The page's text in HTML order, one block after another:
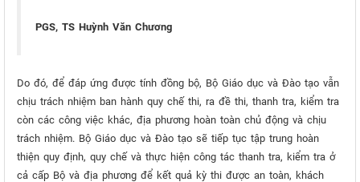
PGS, TS Huỳnh Văn Chương
Do đó, để đáp ứng được tính đồng bộ, Bộ Giáo dục và Đào tạo vẫn
chịu trách nhiệm ban hành quy chế thi, ra đề thi, thanh tra, kiểm tra
còn các công việc khác, địa phương hoàn toàn chủ động và chịu
trách nhiệm. Bộ Giáo dục và Đào tạo sẽ tiếp tục tập trung hoàn
thiện quy định, quy chế và thực hiện công tác thanh tra, kiểm tra ở
cả cấp Bộ và địa phương để kết quả kỳ thi được an toàn, khách